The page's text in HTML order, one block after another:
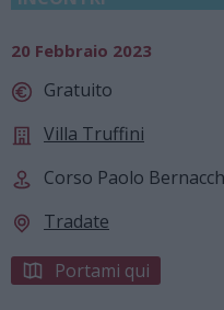
20 Febbraio 2023
Gratuito
Villa Truffini
Corso Paolo
Tradate
Portami qui